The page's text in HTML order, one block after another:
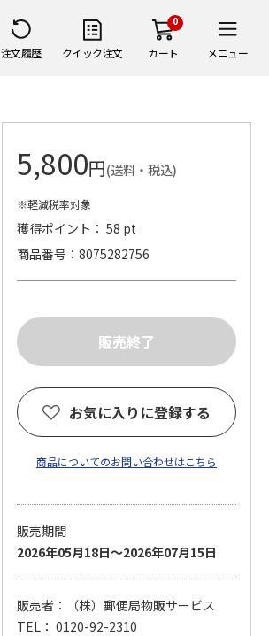
注文履歴 クイック注文
0
カート メニュー
5,800円(送料・税込)
※軽減税率対象
獲得ポイント： 58 pt
商品番号
8075282756
お気に入りに登録する
商品についてのお問い合わせはこちら
販売期間
2026年05月18日～2026年07月15日
販売者：（株）郵便局物販サービス
TEL： 0120-92-2310